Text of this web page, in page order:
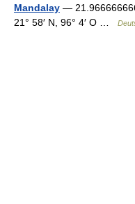
Mandalay —
21° 58′ N, 96° 4′ O …